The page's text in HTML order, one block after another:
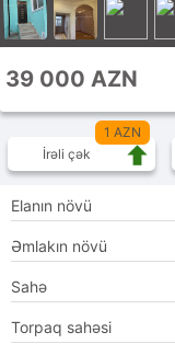
39 000 AZN
1 AZN
İrəli çək
Elanın növü
Əmlakın növü
Sahə
Torpaq sahəsi